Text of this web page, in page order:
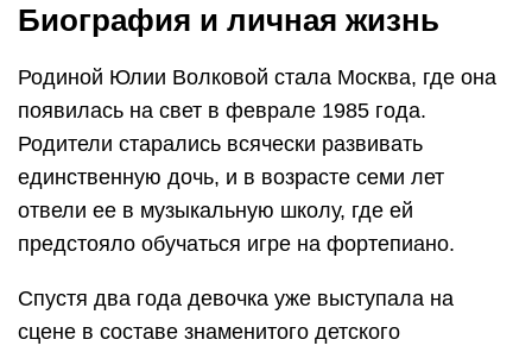
Биография и личная жизнь
Родиной Юлии Волковой стала Москва, где она
появилась на свет в феврале 1985 года.
Родители старались всячески развивать
единственную дочь, и в возрасте семи лет
отвели ее в музыкальную школу, где ей
предстояло обучаться игре на фортепиано.
Спустя два года девочка уже выступала на
сцене в составе знаменитого детского